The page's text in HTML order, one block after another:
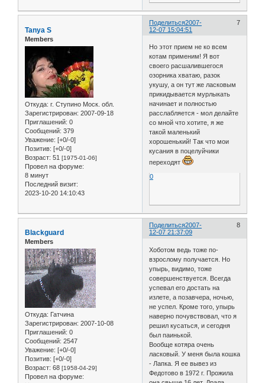
Поделиться 7
2007-
12-07 15:04:51
Tanya S
Members
Откуда: г. Ступино Моск. обл.
Зарегистрирован: 2007-09-18
Приглашений: 0
Сообщений: 379
Уважение: [+0/-0]
Позитив: [+0/-0]
Возраст: 51 [1975-01-06]
Провел на форуме:
8 минут
Последний визит:
2023-10-20 14:10:43
Но этот прием не ко всем
котам применим! Я вот
своего расшалившегося
озорника хватаю, разок
укушу, а он тут же ласковым
прикидывается мурлыкать
начинает и полностью
расслабляется - мол делайте
со мной что хотите, я же
такой маленький
хорошенький! Так что мои
кусания в поцелуйчики
переходят
0
Поделиться 8
2007-
12-07 21:37:09
Blackguard
Members
Откуда: Гатчина
Зарегистрирован: 2007-10-08
Приглашений: 0
Сообщений: 2547
Уважение: [+0/-0]
Позитив: [+0/-0]
Возраст: 68 [1958-04-29]
Провел на форуме:
Хоботом ведь тоже по-
взрослому получается. Но
упырь, видимо, тоже
совершенствуется. Всегда
успевал его достать на
излете, а позавчера, ночью,
не успел. Кроме того, упырь
наверно почувствовал, что я
решил кусаться, и сегодня
был паинькой.
Вообще котяра очень
ласковый. У меня была кошка
- Лапка. Я ее вывез из
Федотово в 1972 г. Прожила